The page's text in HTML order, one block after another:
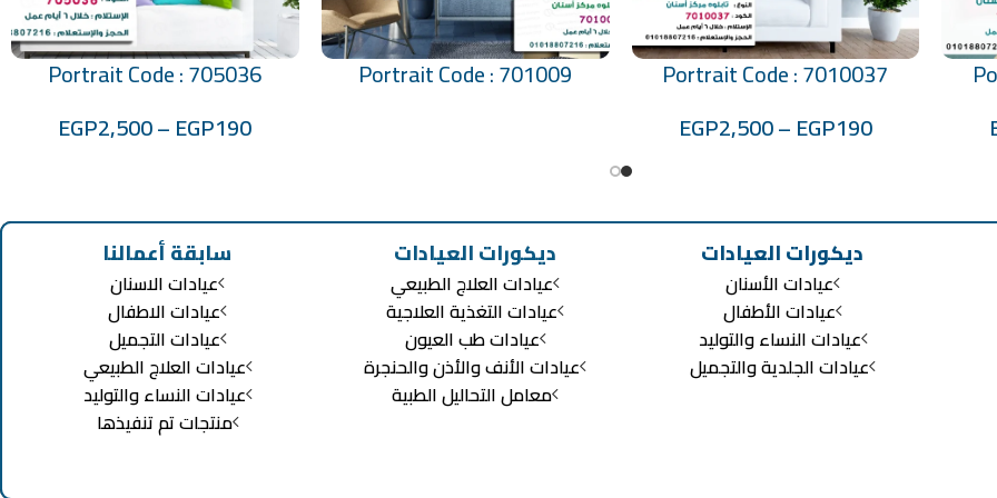
تحديد أحد الخيارات
Portrait Code : 7010037
EGP190
–
EGP2,500
تحديد أحد الخيارات
Portrait Code : 701009 تحديد أحد الخيارات
Portrait Code : 705036
EGP190
–
EGP2,500
ديكورات العيادات
عيادات الأسنان
عيادات الأطفال
عيادات النساء والتوليد
عيادات الجلدية والتجميل
ديكورات العيادات
عيادات العلاج الطبيعي
عيادات التغذية العلاجية
عيادات طب العيون
عيادات الأنف والأذن والحنجرة
معامل التحاليل الطبية
سابقة أعمالنا
عيادات الاسنان
عيادات الاطفال
عيادات التجميل
عيادات العلاج الطبيعي
عيادات النساء والتوليد
منتجات تم تنفيذها